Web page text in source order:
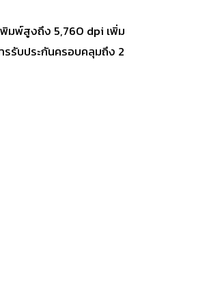
มพ์สูงถึง 5,760 dpi เพิ่ม
รับประกันครอบคลุมถึง 2